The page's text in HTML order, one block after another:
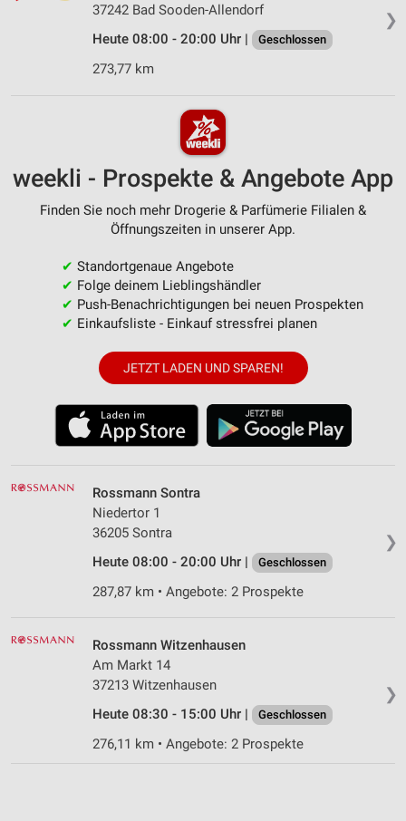
❯
37242 Bad Sooden-Allendorf
Heute 08:00 - 20:00 Uhr |
Geschlossen
273,77 km
weekli - Prospekte & Angebote App
Finden Sie noch mehr Drogerie & Parfümerie Filialen &
Öffnungszeiten in unserer App.
✔ Standortgenaue Angebote
✔ Folge deinem Lieblingshändler
✔ Push-Benachrichtigungen bei neuen Prospekten
✔ Einkaufsliste - Einkauf stressfrei planen
JETZT LADEN UND SPAREN!
❯
Rossmann Sontra
Niedertor 1
36205 Sontra
Heute 08:00 - 20:00 Uhr |
Geschlossen
287,87 km • Angebote: 2 Prospekte
❯
Rossmann Witzenhausen
Am Markt 14
37213 Witzenhausen
Heute 08:30 - 15:00 Uhr |
Geschlossen
276,11 km • Angebote: 2 Prospekte